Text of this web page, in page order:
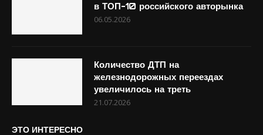
в ТОП-10 российского авторынка
06.05.2026
Количество ДТП на
железнодорожных переездах
увеличилось на треть
21.07.2026
ЭТО ИНТЕРЕСНО